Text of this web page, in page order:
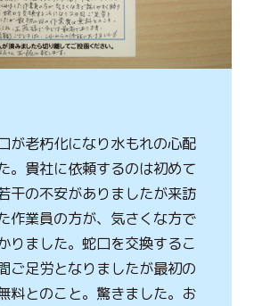
が老朽化になり水もれの心配
。貴社に依頼するのは初めて
干の不安がありましたが来訪
作業員の方が、気さくな方で
りました。蛇口を交換するこ
ご足労となりましたが最初の
料とのこと。驚きました。お